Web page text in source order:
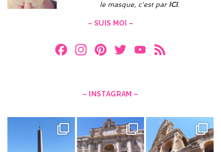
le masque, c'est par ICI.
– SUIS MOI –
F
o
k
In
gr
a
m
Pi
es
t
T
er
Y
u
b
e
– INSTAGRAM –